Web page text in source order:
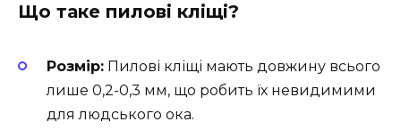
Що таке пилові кліщі?
Розмір: Пилові кліщі мають довжину всього
лише 0,2-0,3 мм, що робить їх невидимими
для людського ока.